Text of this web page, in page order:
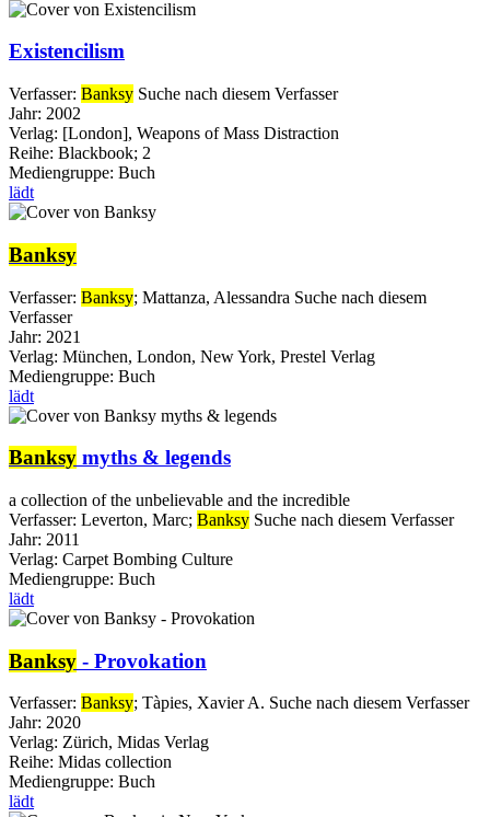
Existencilism
Verfasser: Banksy Suche nach diesem Verfasser
Jahr: 2002
Verlag: [London], Weapons of Mass Distraction
Reihe: Blackbook; 2
Mediengruppe: Buch
lädt
Banksy
Verfasser: Banksy; Mattanza, Alessandra Suche nach diesem
Verfasser
Jahr: 2021
Verlag: München, London, New York, Prestel Verlag
Mediengruppe: Buch
lädt
Banksy myths & legends
a collection of the unbelievable and the incredible
Verfasser: Leverton, Marc; Banksy Suche nach diesem Verfasser
Jahr: 2011
Verlag: Carpet Bombing Culture
Mediengruppe: Buch
lädt
Banksy - Provokation
Verfasser: Banksy; Tàpies, Xavier A. Suche nach diesem Verfasser
Jahr: 2020
Verlag: Zürich, Midas Verlag
Reihe: Midas collection
Mediengruppe: Buch
lädt